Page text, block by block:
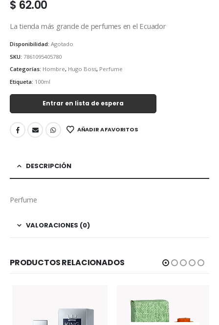
$ 62.00
La tienda más grande de perfumes en el Ecuador
Disponibilidad: Agotado
SKU: 7861095405780
Categorías: Hombre, Hugo Boss, Perfume
Etiqueta: 100ml
Entrar en lista de espera
AÑADIR A FAVORITOS
DESCRIPCIÓN
Perfume
VALORACIONES (0)
PRODUCTOS RELACIONADOS